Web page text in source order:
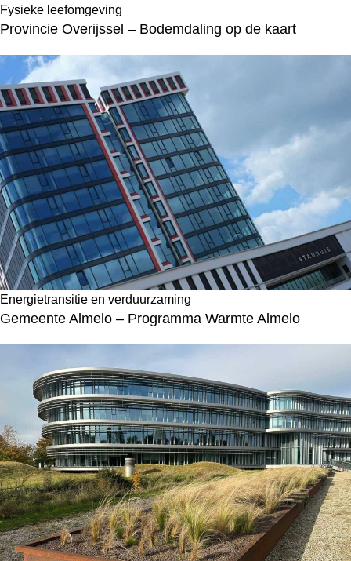
Fysieke leefomgeving
Provincie Overijssel – Bodemdaling op de kaart
Energietransitie en verduurzaming
Gemeente Almelo – Programma Warmte Almelo